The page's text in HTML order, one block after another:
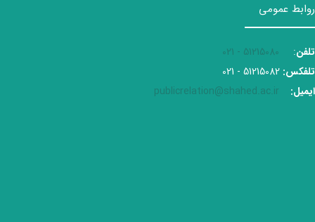
روابط عمومی
تلفن:
51215080 - 021
تلفکس:
ایمیل:
publicrelation@shahed.ac.ir